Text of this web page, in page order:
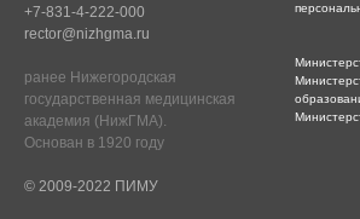
+7-831-4-222-000
rector@nizhgma.ru
ранее Нижегородская
государственная медицинская
академия (НижГМА).
Основан в 1920 году
© 2009-2022 ПИМУ